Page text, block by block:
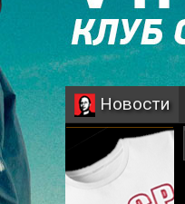
Новости